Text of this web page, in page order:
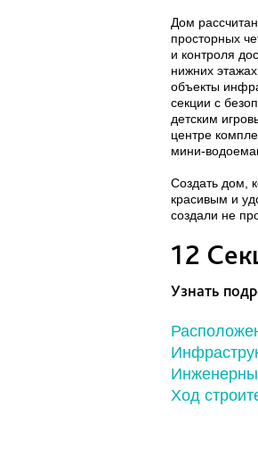
Дом
просторных
и контроля
нижних
объекты
секции с
детским
центре
мини-
Создать дом,
красивым и
создали не
12
Узнать
Ход